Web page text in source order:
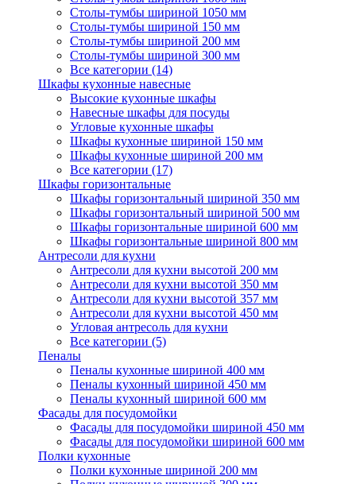
Столы-тумбы шириной 1050 мм
Столы-тумбы шириной 150 мм
Столы-тумбы шириной 200 мм
Столы-тумбы шириной 300 мм
Все категории (14)
Шкафы кухонные навесные
Высокие кухонные шкафы
Навесные шкафы для посуды
Угловые кухонные шкафы
Шкафы кухонные шириной 150 мм
Шкафы кухонные шириной 200 мм
Все категории (17)
Шкафы горизонтальные
Шкафы горизонтальный шириной 350 мм
Шкафы горизонтальный шириной 500 мм
Шкафы горизонтальные шириной 600 мм
Шкафы горизонтальные шириной 800 мм
Антресоли для кухни
Антресоли для кухни высотой 200 мм
Антресоли для кухни высотой 350 мм
Антресоли для кухни высотой 357 мм
Антресоли для кухни высотой 450 мм
Угловая антресоль для кухни
Все категории (5)
Пеналы
Пеналы кухонные шириной 400 мм
Пеналы кухонный шириной 450 мм
Пеналы кухонный шириной 600 мм
Фасады для посудомойки
Фасады для посудомойки шириной 450 мм
Фасады для посудомойки шириной 600 мм
Полки кухонные
Полки кухонные шириной 200 мм